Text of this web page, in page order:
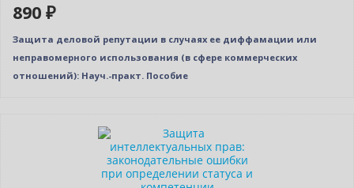
890 ₽
Защита деловой репутации в случаях ее диффамации или
неправомерного использования (в сфере коммерческих
отношений): Науч.-практ. Пособие